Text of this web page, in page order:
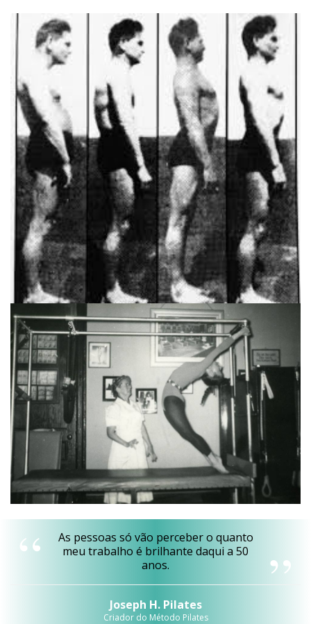
As pessoas só vão perceber o quanto
meu trabalho é brilhante daqui a 50
anos.
Joseph H. Pilates
Criador do Método Pilates